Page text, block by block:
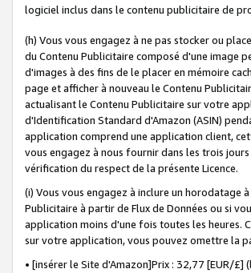
logiciel inclus dans le contenu publicitaire de
(h) Vous vous engagez à ne pas stocker ou
du Contenu Publicitaire composé d'une image
d'images à des fins de le placer en mémoire
page et afficher à nouveau le Contenu
actualisant le Contenu Publicitaire sur votre
d'Identification Standard d'Amazon (ASIN)
application comprend une application client,
vous engagez à nous fournir dans les trois
vérification du respect de la présente Licence.
(i) Vous vous engagez à inclure un
Publicitaire à partir de Flux de Données ou si
application moins d'une fois toutes les heures.
sur votre application, vous pouvez omettre la
• [insérer le Site d'Amazon]Prix : 32,77 [EUR/